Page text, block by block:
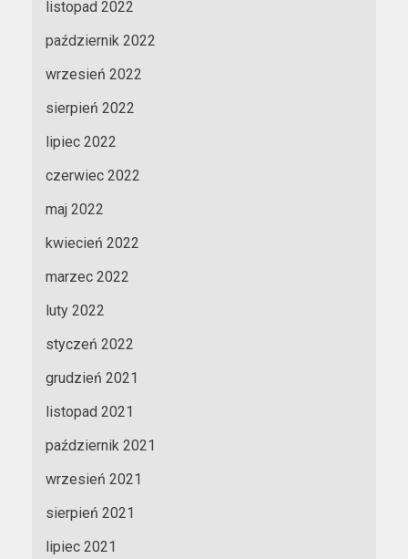
listopad 2022
październik 2022
wrzesień 2022
sierpień 2022
lipiec 2022
czerwiec 2022
maj 2022
kwiecień 2022
marzec 2022
luty 2022
styczeń 2022
grudzień 2021
listopad 2021
październik 2021
wrzesień 2021
sierpień 2021
lipiec 2021